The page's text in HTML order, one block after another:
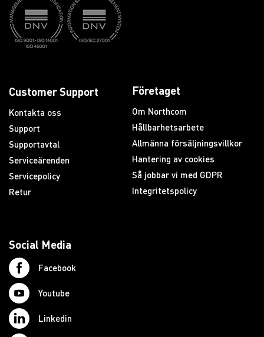
Customer Support
Kontakta oss
Support
Supportavtal
Serviceärenden
Servicepolicy
Retur
Företaget
Om Northcom
Hållbarhetsarbete
Allmänna försäljningsvillkor
Hantering av cookies
Så jobbar vi med GDPR
Integritetspolicy
Social Media
Facebook
Youtube
Linkedin